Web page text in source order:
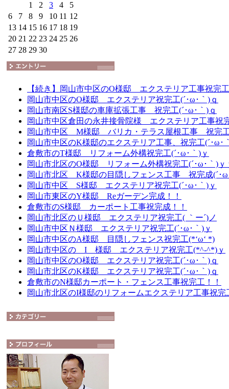
1
2 3 4
5
6
7 8 9 10 11 12
13 14 15 16 17 18 19
20 21 22 23 24 25 26
27 28 29 30
【続き】岡山市中区のO様邸 エクステリア工事祝完工
岡山市中区のO様邸 エクステリア祝完工(´･ω･｀)ｑ
岡山市南区S様邸の車庫拡張工事 祝完工(´･ω･｀)ｑ
岡山市中区倉田の永井接骨院様 エクステリア工事祝
岡山市中区 M様邸 バリカ・テラス屋根工事 祝完工
岡山市中区のK様邸のエクステリア工事、祝完工(´･ω･
倉敷市のT様邸 リフォーム外構祝完工(´･ω･｀)ｙ
岡山市北区のO様邸 リフォーム外構祝完工(´･ω･｀)ｙ
岡山市北区 K様邸の目隠しフェンス工事 祝完成(´･ω
岡山市中区 S様邸 エクステリア祝完工(´･ω･｀)ｙ
岡山市東区のY様邸 Reガーデン完成！！
倉敷市のS様邸 カーポート工事祝完成！！
岡山市北区のＵ様邸 エクステリア祝完工( ｀ー´)ノ
岡山市中区Ｎ様邸 エクステリア祝完工(´･ω･｀)ｙ
岡山市中区のA様邸 目隠しフェンス祝完工(*‘ω‘ *)
岡山市中区の I 様邸 エクステリア祝完工(*^-^*)ｙ
岡山市中区のO様邸 エクステリア祝完工(´･ω･｀)ｑ
岡山市北区のK様邸 エクステリア祝完工(´･ω･｀)ｑ
倉敷市のN様邸カーポート・フェンス工事祝完工！！
岡山市北区のI様邸のリフォームエクステリア工事祝完